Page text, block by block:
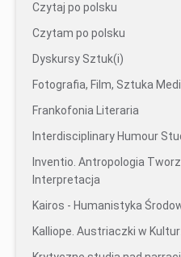
Czytaj po polsku
Czytam po polsku
Dyskursy Sztuk(i)
Fotografia, Film, Sztuka
Frankofonia Literaria
Interdisciplinary Humour
Inventio. Antropologia
Interpretacja
Kairos - Humanistyka
Kalliope. Austriaczki w